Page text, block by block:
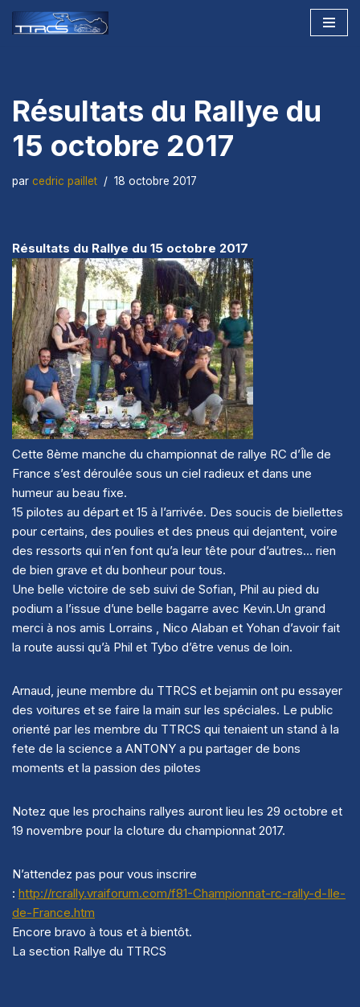
Résultats du Rallye du
15 octobre 2017
par cedric paillet 18 octobre 2017
Résultats du Rallye du 15 octobre 2017
Cette 8ème manche du championnat de rallye RC d’Île de
France s’est déroulée sous un ciel radieux et dans une
humeur au beau fixe.
15 pilotes au départ et 15 à l’arrivée. Des soucis de biellettes
pour certains, des poulies et des pneus qui dejantent, voire
des ressorts qui n’en font qu’a leur tête pour d’autres… rien
de bien grave et du bonheur pour tous.
Une belle victoire de seb suivi de Sofian, Phil au pied du
podium a l’issue d’une belle bagarre avec Kevin.Un grand
merci à nos amis Lorrains , Nico Alaban et Yohan d’avoir fait
la route aussi qu’à Phil et Tybo d’être venus de loin.
Arnaud, jeune membre du TTRCS et bejamin ont pu essayer
des voitures et se faire la main sur les spéciales. Le public
orienté par les membre du TTRCS qui tenaient un stand à la
fete de la science a ANTONY a pu partager de bons
moments et la passion des pilotes
Notez que les prochains rallyes auront lieu les 29 octobre et
19 novembre pour la cloture du championnat 2017.
N’attendez pas pour vous inscrire
: http://rcrally.vraiforum.com/f81-Championnat-rc-rally-d-Ile-
de-France.htm
Encore bravo à tous et à bientôt.
La section Rallye du TTRCS